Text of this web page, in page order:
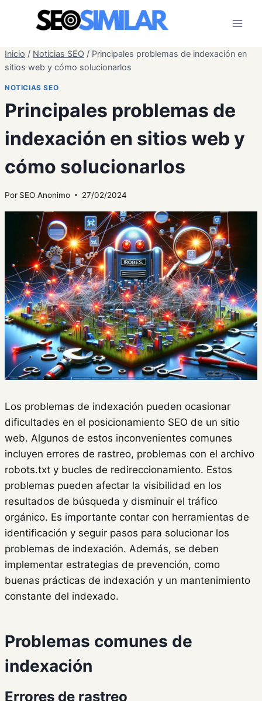
Inicio / Noticias SEO / Principales problemas de indexación en
sitios web y cómo solucionarlos
NOTICIAS SEO
Principales problemas de
indexación en sitios web y
cómo solucionarlos
Por SEO Anonimo 27/02/2024
Los problemas de indexación pueden ocasionar
dificultades en el posicionamiento SEO de un sitio
web. Algunos de estos inconvenientes comunes
incluyen errores de rastreo, problemas con el archivo
robots.txt y bucles de redireccionamiento. Estos
problemas pueden afectar la visibilidad en los
resultados de búsqueda y disminuir el tráfico
orgánico. Es importante contar con herramientas de
identificación y seguir pasos para solucionar los
problemas de indexación. Además, se deben
implementar estrategias de prevención, como
buenas prácticas de indexación y un mantenimiento
constante del indexado.
Problemas comunes de
indexación
Errores de rastreo